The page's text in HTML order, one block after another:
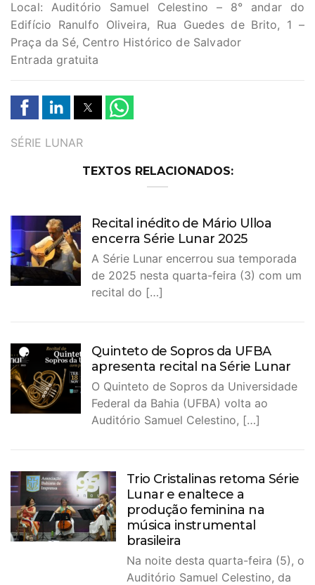
Local: Auditório Samuel Celestino – 8° andar do
Edifício Ranulfo Oliveira, Rua Guedes de Brito, 1 –
Praça da Sé, Centro Histórico de Salvador
Entrada gratuita
TAGS
SÉRIE LUNAR
TEXTOS RELACIONADOS:
Recital inédito de Mário Ulloa
encerra Série Lunar 2025
A Série Lunar encerrou sua temporada
de 2025 nesta quarta-feira (3) com um
recital do […]
Quinteto de Sopros da UFBA
apresenta recital na Série Lunar
O Quinteto de Sopros da Universidade
Federal da Bahia (UFBA) volta ao
Auditório Samuel Celestino, […]
Trio Cristalinas retoma Série
Lunar e enaltece a
produção feminina na
música instrumental
brasileira
Na noite desta quarta-feira (5), o
Auditório Samuel Celestino, da